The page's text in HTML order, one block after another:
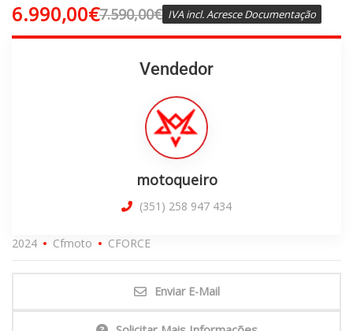
7.590,00€
6.990,00€ IVA incl. Acresce Documentação
Vendedor
motoqueiro
(351) 258 947 434
2024 Cfmoto CFORCE
Enviar E-Mail